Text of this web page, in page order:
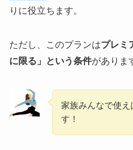
りに役立ちます。
ただし、このプランはプレミ
に限る」という条件がありま
家族みんなで使
す！